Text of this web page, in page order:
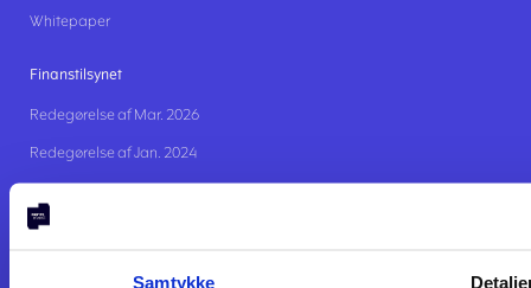
Samtykke
Whitepaper
Finanstilsynet
Redegørelse af Mar. 2026
Redegørelse af Jan. 2024